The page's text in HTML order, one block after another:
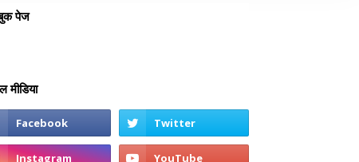
पेज
मीडिया